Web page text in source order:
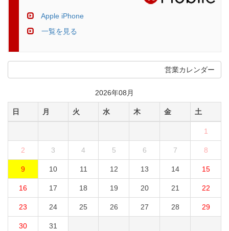
Apple iPhone
一覧を見る
営業カレンダー
2026年08月
日 月 火 水 木 金 土
1
2 3 4 5 6 7 8
9 10 11 12 13 14 15
16 17 18 19 20 21 22
23 24 25 26 27 28 29
30 31